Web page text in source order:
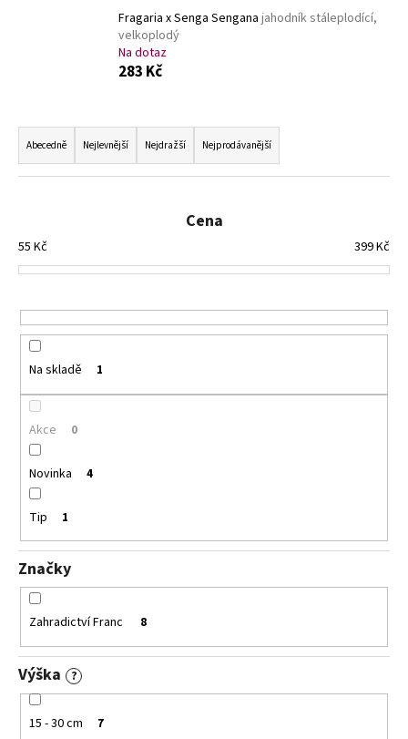
Fragaria x Senga Sengana jahodník stáleplodící,
velkoplodý
Na dotaz
283 Kč
Ř
a
z
í
p
o
d
Abecedně Nejlevnější Nejdražší Nejprodávanější
Cena
55 Kč 399Kč
Na skladě 1
Akce 0
Novinka 4
Tip 1
Značky
Zahradictví Franc 8
Výška ?
15 - 30 cm 7
143
Kč